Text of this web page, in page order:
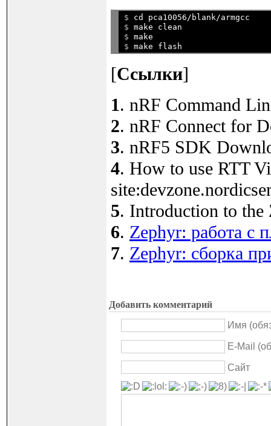
$ cd pca10056/blank/armgcc
$ make clean
$ make
$
[Ссылки]
1. nRF Command
2. nRF Connect for
3. nRF5 SDK
4. How to use RTT
5. Introduction to the
6. Zephyr: работа с
7. Zephyr: сборка
Добавить комментарий
Имя
E-Mail
Сайт